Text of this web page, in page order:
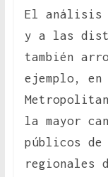
El análisis
y a las
también
ejemplo,
la mayor
públicos
regionales